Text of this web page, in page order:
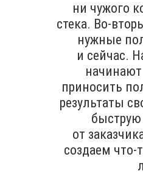
ни чужого
стека. Во-
нужные
и сейчас.
приносить
результаты
быструю
от
создаем что-